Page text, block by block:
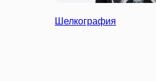
Шелкография